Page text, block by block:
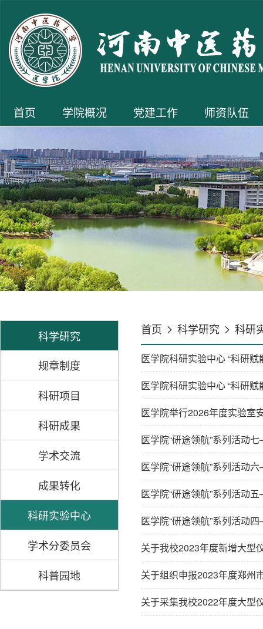
首页 学院概况 党建工作 师资队伍
科学研究
规章制度
科研项目
科研成果
学术交流
成果转化
科研实验中心
学术分委员会
科普园地
首页 科学研究 科研
医学院科研实验中心 “科研
医学院科研实验中心 “科研
医学院举行2026年度实验室
医学院“研途领航”系列活动
医学院“研途领航”系列活动
医学院“研途领航”系列活动
医学院“研途领航”系列活动
关于我校2023年度新增大型
关于组织申报2023年度郑州
关于采集我校2022年度大型